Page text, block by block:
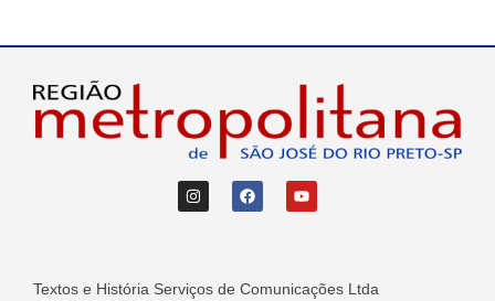
Textos e História Serviços de Comunicações Ltda